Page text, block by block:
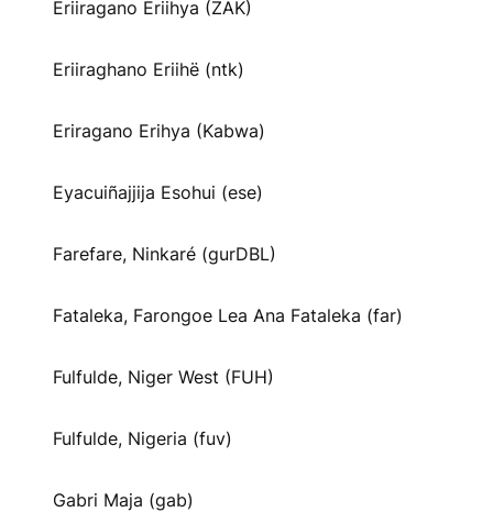
Eriiragano Eriihya (ZAK)
Eriiraghano Eriihë (ntk)
Eriragano Erihya (Kabwa)
Eyacuiñajjija Esohui (ese)
Farefare, Ninkaré (gurDBL)
Fataleka, Farongoe Lea Ana Fataleka (far)
Fulfulde, Niger West (FUH)
Fulfulde, Nigeria (fuv)
Gabri Maja (gab)